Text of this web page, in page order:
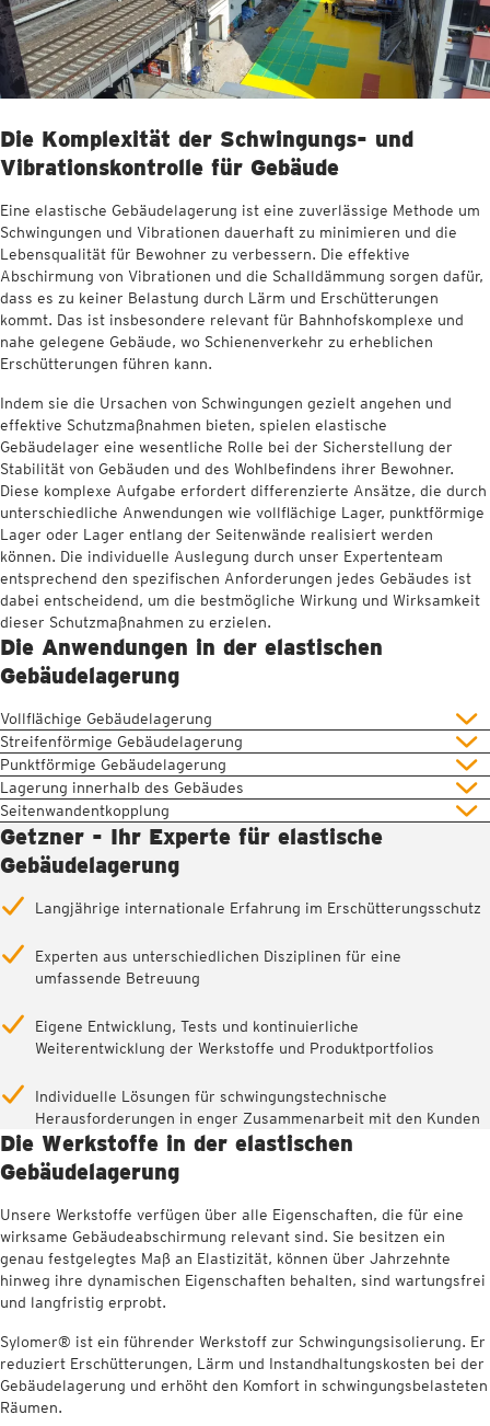
Die Komplexität der Schwingungs- und
Vibrationskontrolle für Gebäude
Eine elastische Gebäudelagerung ist eine zuverlässige Methode um
Schwingungen und Vibrationen dauerhaft zu minimieren und die
Lebensqualität für Bewohner zu verbessern. Die effektive
Abschirmung von Vibrationen und die Schalldämmung sorgen dafür,
dass es zu keiner Belastung durch Lärm und Erschütterungen
kommt. Das ist insbesondere relevant für Bahnhofskomplexe und
nahe gelegene Gebäude, wo Schienenverkehr zu erheblichen
Erschütterungen führen kann.
Indem sie die Ursachen von Schwingungen gezielt angehen und
effektive Schutzmaßnahmen bieten, spielen elastische
Gebäudelager eine wesentliche Rolle bei der Sicherstellung der
Stabilität von Gebäuden und des Wohlbefindens ihrer Bewohner.
Diese komplexe Aufgabe erfordert differenzierte Ansätze, die durch
unterschiedliche Anwendungen wie vollflächige Lager, punktförmige
Lager oder Lager entlang der Seitenwände realisiert werden
können. Die individuelle Auslegung durch unser Expertenteam
entsprechend den spezifischen Anforderungen jedes Gebäudes ist
dabei entscheidend, um die bestmögliche Wirkung und Wirksamkeit
dieser Schutzmaßnahmen zu erzielen.
Die Anwendungen in der elastischen
Gebäudelagerung
Vollflächige Gebäudelagerung
Streifenförmige Gebäudelagerung
Punktförmige Gebäudelagerung
Lagerung innerhalb des Gebäudes
Seitenwandentkopplung
Getzner - Ihr Experte für elastische
Gebäudelagerung
Langjährige internationale Erfahrung im Erschütterungsschutz
Experten aus unterschiedlichen Disziplinen für eine
umfassende Betreuung
Eigene Entwicklung, Tests und kontinuierliche
Weiterentwicklung der Werkstoffe und Produktportfolios
Individuelle Lösungen für schwingungstechnische
Herausforderungen in enger Zusammenarbeit mit den Kunden
Die Werkstoffe in der elastischen
Gebäudelagerung
Unsere Werkstoffe verfügen über alle Eigenschaften, die für eine
wirksame Gebäudeabschirmung relevant sind. Sie besitzen ein
genau festgelegtes Maß an Elastizität, können über Jahrzehnte
hinweg ihre dynamischen Eigenschaften behalten, sind wartungsfrei
und langfristig erprobt.
Sylomer® ist ein führender Werkstoff zur Schwingungsisolierung. Er
reduziert Erschütterungen, Lärm und Instandhaltungskosten bei der
Gebäudelagerung und erhöht den Komfort in schwingungsbelasteten
Räumen.